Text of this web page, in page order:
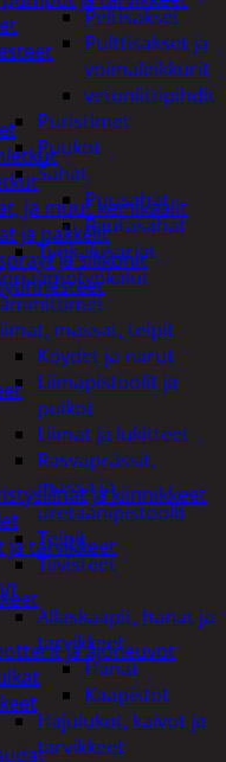
Peltisakset
Pulttisakset ja
voimaleikkurit
vetoniittipihdit
Puristimet
Puukot
Sahat
Puusahat
Rautasahat
Työkalusarjat
massat, teipit
Köydet ja narut
Liimapistoolit ja
puikot
Liimat ja lukitteet
Rasvaprässit,
massa ja
uretaanipistoolit
Teipit
Tiivisteet
Allaskaapit, hanat ja
tarvikkeet
Hanat
Kaapistot
Hajulukot, kaivot ja
tarvikkeet
ja muut kemikaalit
ja pakkelit
ja silikonit
ja kiinnikkeet
ja tarvikkeet
ja ajoneuvot